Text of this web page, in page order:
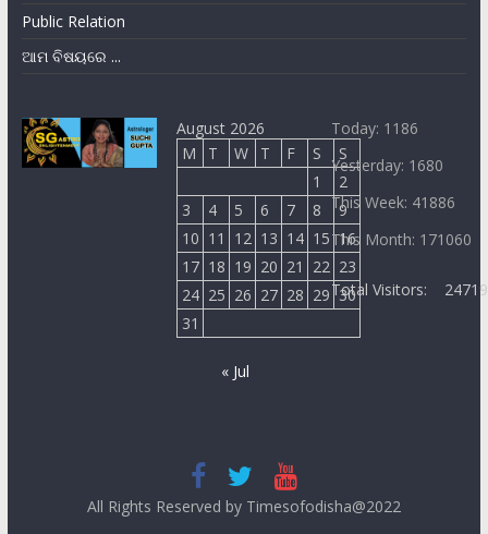
Public Relation
ଆମ ବିଷୟରେ ...
August 2026
M
T W T F S
S
1
2
3
4 5 6 7 8
9
10 11 12 13 14 15 16
17 18 19 20 21 22 23
24 25 26 27 28 29 30
31
« Jul
Today: 1186
Yesterday: 1680
This Week: 41886
This Month: 171060
Total Visitors:
All Rights Reserved by Timesofodisha@2022